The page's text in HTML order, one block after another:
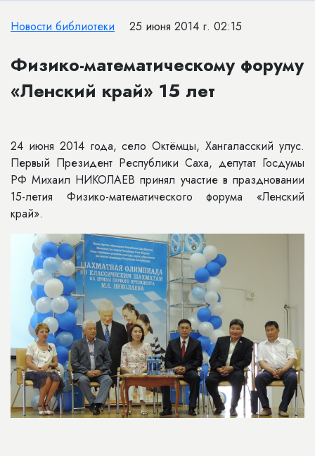
Новости библиотеки 25 июня 2014 г. 02:15
Физико-математическому форуму
«Ленский край» 15 лет
24 июня 2014 года, село Октёмцы, Хангаласский улус.
Первый Президент Республики Саха, депутат Госдумы
РФ Михаил НИКОЛАЕВ принял участие в праздновании
15-летия Физико-математического форума «Ленский
край».